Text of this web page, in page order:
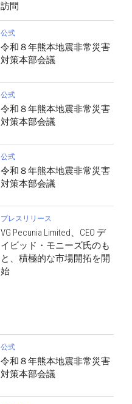
訪問
公式
令和８年熊本地震非常災害
対策本部会議
公式
令和８年熊本地震非常災害
対策本部会議
公式
令和８年熊本地震非常災害
対策本部会議
プレスリリース
VG Pecunia Limited、CEO デ
イビッド・モニーズ氏のも
と、積極的な市場開拓を開
始
公式
令和８年熊本地震非常災害
対策本部会議